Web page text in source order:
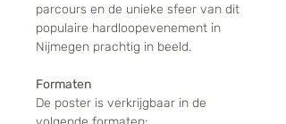
parcours en de unieke sfeer van dit
populaire hardloopevenement in
Nijmegen prachtig in beeld.
Formaten
De poster is verkrijgbaar in de